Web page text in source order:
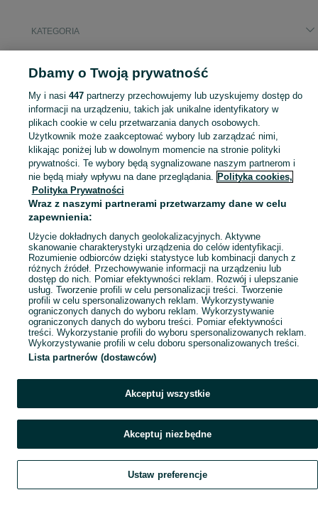
KATEGORIA
silownik
Znajdź części do maszyn rolniczych na OLX.pl. Szeroka oferta komponentów dla traktorów, kombajnów i innych urządzeń w miejscowości Łomża!
Mapa kategorii
Mapa miejscowości
Mapa ministron
Popularne wyszukiwania
Szukaj Obserwujesz Dodaj Czat Konto
Dbamy o Twoją prywatność
My i nasi 447partnerzy przechowujemy lub uzyskujemy dostęp do
informacji na urządzeniu, takich jak unikalne identyfikatory w
plikach cookie w celu przetwarzania danych osobowych.
Użytkownik może zaakceptować wybory lub zarządzać nimi,
klikając poniżej lub w dowolnym momencie na stronie polityki
prywatności. Te wybory będą sygnalizowane naszym partnerom i
nie będą miały wpływu na dane przeglądania. Polityka cookies,
Polityka Prywatności
Wraz z naszymi partnerami przetwarzamy dane w celu
zapewnienia:
Użycie dokładnych danych geolokalizacyjnych. Aktywne
skanowanie charakterystyki urządzenia do celów identyfikacji.
Rozumienie odbiorców dzięki statystyce lub kombinacji danych z
różnych źródeł. Przechowywanie informacji na urządzeniu lub
dostęp do nich. Pomiar efektywności reklam. Rozwój i ulepszanie
usług. Tworzenie profili w celu personalizacji treści. Tworzenie
profili w celu spersonalizowanych reklam. Wykorzystywanie
ograniczonych danych do wyboru reklam. Wykorzystywanie
ograniczonych danych do wyboru treści. Pomiar efektywności
treści. Wykorzystanie profili do wyboru spersonalizowanych reklam.
Wykorzystywanie profili w celu doboru spersonalizowanych treści.
Lista partnerów (dostawców)
Akceptuj wszystkie
Akceptuj niezbędne
Ustaw preferencje